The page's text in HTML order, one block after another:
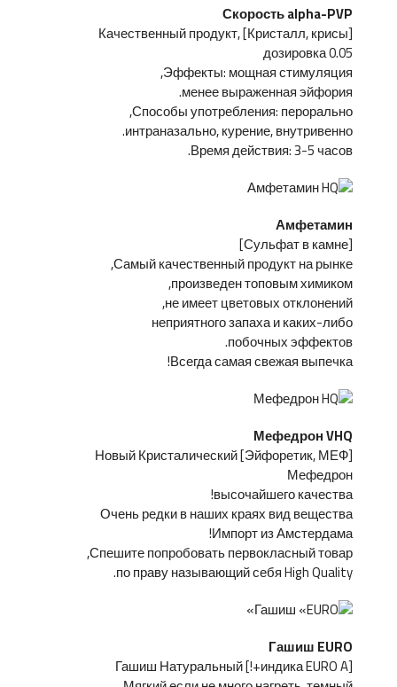
Скорость alpha-PVP
[Кристалл, крисы] Качественный продукт,
дозировка 0.05
Эффекты: мощная стимуляция,
менее выраженная эйфория.
Способы употребления: перорально,
интраназально, курение, внутривенно.
Время действия: 3-5 часов.
Амфетамин
[Сульфат в камне]
Самый качественный продукт на рынке,
произведен топовым химиком,
не имеет цветовых отклонений,
неприятного запаха и каких-либо
побочных эффектов.
Всегда самая свежая выпечка!
Мефедрон VHQ
[Эйфоретик, МЕФ] Новый Кристалический
Мефедрон
высочайшего качества!
Очень редки в наших краях вид вещества
Импорт из Амстердама!
Спешите попробовать первокласный товар,
по праву называющий себя High Quality.
Гашиш EURO
[индика EURO A+!] Гашиш Натуральный